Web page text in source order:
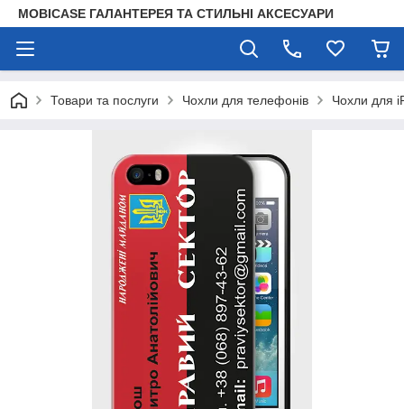
MOBICASE ГАЛАНТЕРЕЯ ТА СТИЛЬНІ АКСЕСУАРИ
Товари та послуги Чохли для телефонів Чохли для